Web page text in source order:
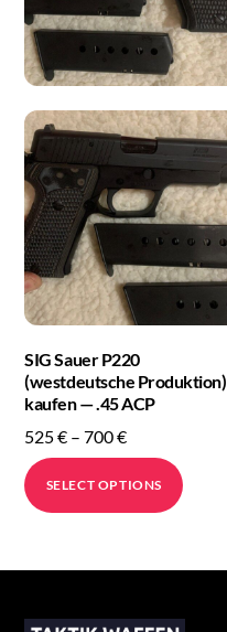
SIG Sauer P220
(westdeutsche Produktion)
kaufen — .45 ACP
525€ – 700€Price
range:
525 €
SELECT OPTIONS
The